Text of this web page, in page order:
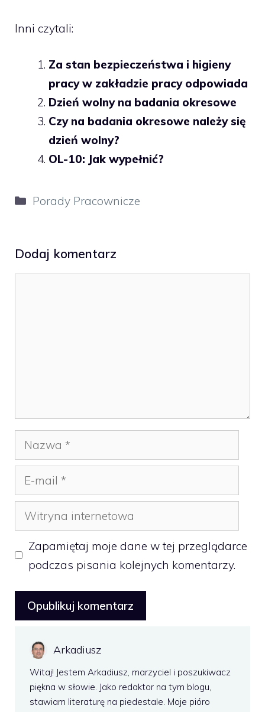
Inni czytali:
Za stan bezpieczeństwa i higieny
pracy w zakładzie pracy odpowiada
Dzień wolny na badania okresowe
Czy na badania okresowe należy się
dzień wolny?
OL-10: Jak wypełnić?
Kategorie
Porady Pracownicze
Dodaj komentarz
Nazwa
mail
Witryna
internetowa
Zapamiętaj moje dane w tej przeglądarce
podczas pisania kolejnych komentarzy.
Arkadiusz
Witaj! Jestem Arkadiusz, marzyciel i poszukiwacz
piękna w słowie. Jako redaktor na tym blogu,
stawiam literaturę na piedestale. Moje pióro